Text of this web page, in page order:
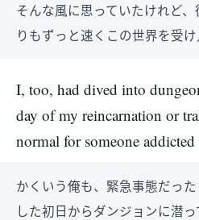
そんな風に思っていたけれど
りもずっと速くこの世界を受け
I, too, had dived into
day of my reincarnation or
normal for someone addicted
かくいう俺も、緊急事態だっ
した初日からダンジョンに潜